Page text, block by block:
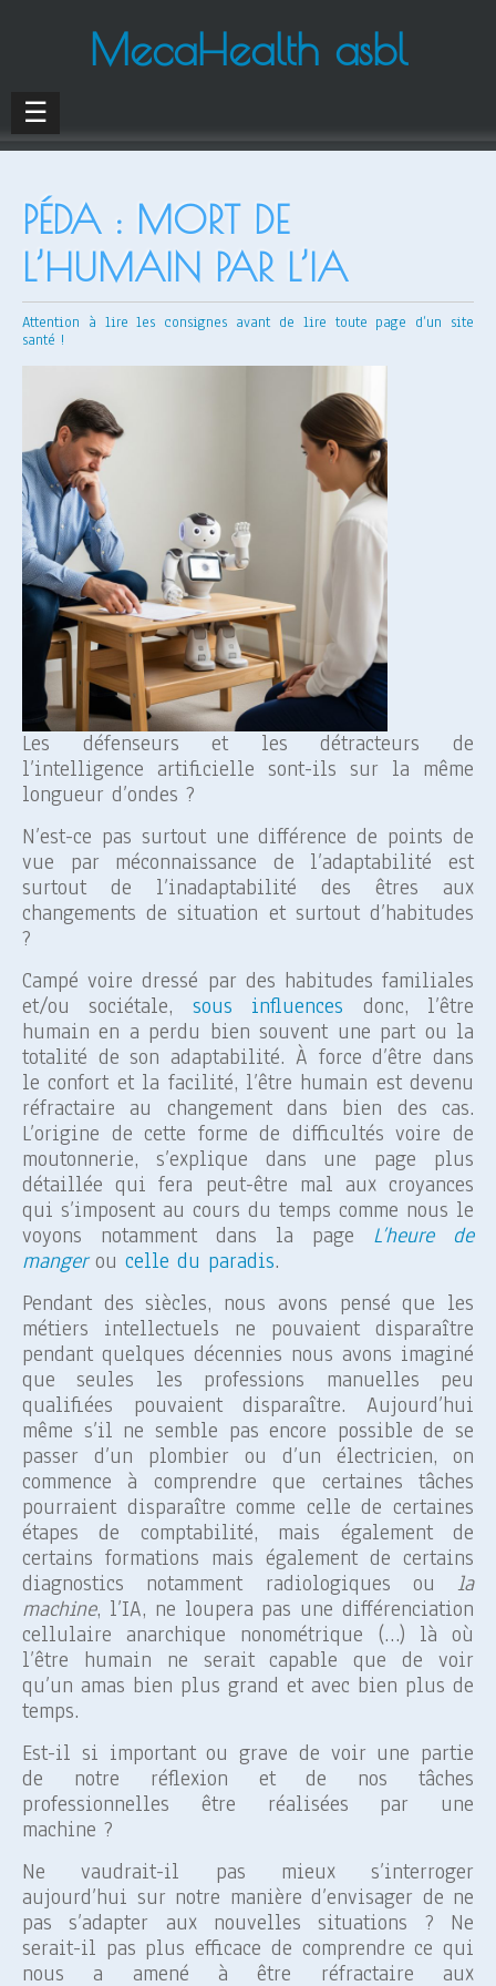
MecaHealth asbl
☰
PÉDA : MORT DE
L’HUMAIN PAR L’IA
Attention à lire les consignes avant de lire toute page d’un site
santé !
Les défenseurs et les détracteurs de
l’intelligence artificielle sont-ils sur la même
longueur d’ondes ?
N’est-ce pas surtout une différence de points de
vue par méconnaissance de l’adaptabilité est
surtout de l’inadaptabilité des êtres aux
changements de situation et surtout d’habitudes
?
Campé voire dressé par des habitudes familiales
et/ou sociétale, sous influences donc, l’être
humain en a perdu bien souvent une part ou la
totalité de son adaptabilité. À force d’être dans
le confort et la facilité, l’être humain est devenu
réfractaire au changement dans bien des cas.
L’origine de cette forme de difficultés voire de
moutonnerie, s’explique dans une page plus
détaillée qui fera peut-être mal aux croyances
qui s’imposent au cours du temps comme nous le
voyons notamment dans la page L’heure de
mangerou celle du paradis.
Pendant des siècles, nous avons pensé que les
métiers intellectuels ne pouvaient disparaître
pendant quelques décennies nous avons imaginé
que seules les professions manuelles peu
qualifiées pouvaient disparaître. Aujourd’hui
même s’il ne semble pas encore possible de se
passer d’un plombier ou d’un électricien, on
commence à comprendre que certaines tâches
pourraient disparaître comme celle de certaines
étapes de comptabilité, mais également de
certains formations mais également de certains
diagnostics notamment radiologiques ou la
machine, l’IA, ne loupera pas une différenciation
cellulaire anarchique nonométrique (…) là où
l’être humain ne serait capable que de voir
qu’un amas bien plus grand et avec bien plus de
temps.
Est-il si important ou grave de voir une partie
de notre réflexion et de nos tâches
professionnelles être réalisées par une
machine ?
Ne vaudrait-il pas mieux s’interroger
aujourd’hui sur notre manière d’envisager de ne
pas s’adapter aux nouvelles situations ? Ne
serait-il pas plus efficace de comprendre ce qui
nous a amené à être réfractaire aux